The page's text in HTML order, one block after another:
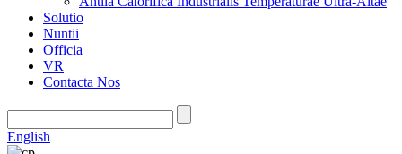
Solutio
Nuntii
Officia
VR
Contacta Nos
English